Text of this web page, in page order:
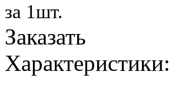
за 1шт.
Заказать
Характеристики: